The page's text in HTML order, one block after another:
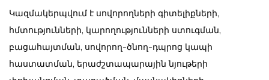
Կազմակերպվում է սովորողների գիտելիքների,
հմտությունների, կարողությունների ստուգման,
բացահայտման, սովորող-ծնող-դպրոց կապի
հաստատման, երաժշտապարային նյութերի